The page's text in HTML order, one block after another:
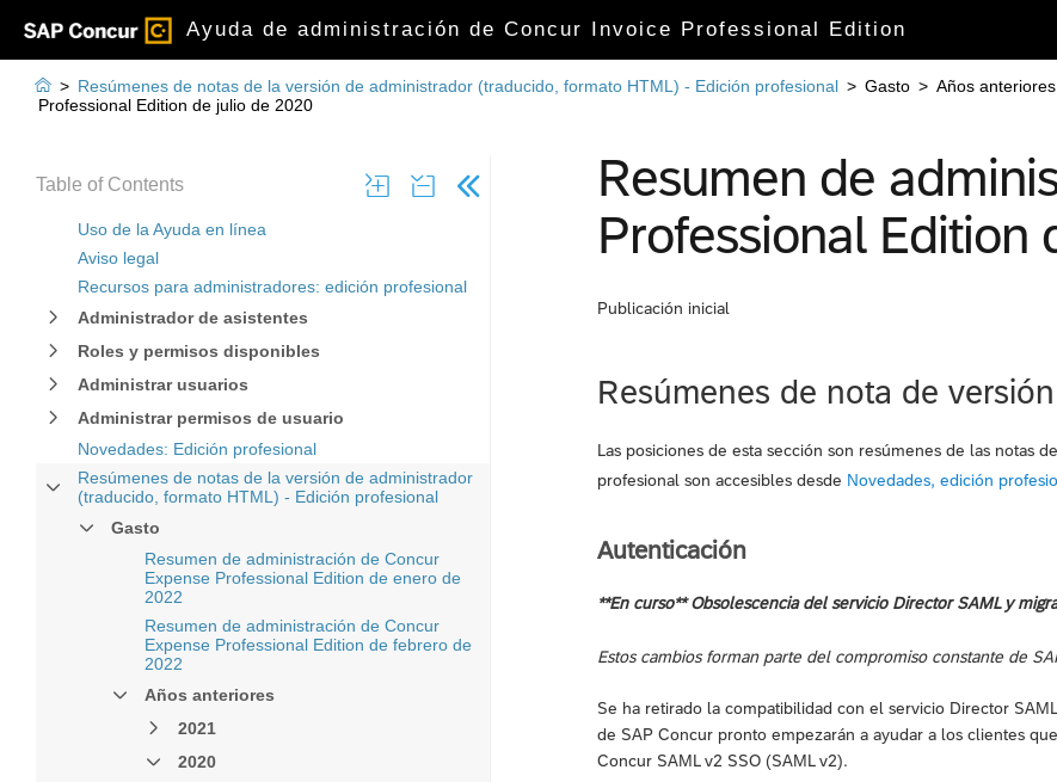
Ayuda de administración de Concur Invoice Professional Edition
Table of Contents
Uso de la Ayuda en línea
Aviso legal
Recursos para administradores: edición profesional
Administrador de asistentes
Roles y permisos disponibles
Administrar usuarios
Administrar permisos de usuario
Novedades: Edición profesional
Resúmenes de notas de la versión de administrador
(traducido, formato HTML) - Edición profesional
Gasto
Resumen de administración de Concur
Expense Professional Edition de enero de
2022
Resumen de administración de Concur
Expense Professional Edition de febrero de
2022
Años anteriores
2021
2020
 > Resúmenes de notas de la versión de administrador (traducido, formato HTML) - Edición profesional > Gasto > Años anteriores
Professional Edition de julio de 2020
Resumen de
Professional Edition
Publicación inicial
Resúmenes de nota de versión
Las posiciones de esta sección son resúmenes de las notas
profesional son accesibles desde Novedades, edición
Autenticación
**En curso** Obsolescencia del servicio Director SAML y
Estos cambios forman parte del compromiso constante de
Se ha retirado la compatibilidad con el servicio Director
de SAP Concur pronto empezarán a ayudar a los clientes
Concur SAML v2 SSO (SAML v2).